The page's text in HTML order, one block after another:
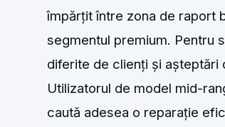
împărțit între zona de raport
segmentul premium. Pentru
diferite de clienți și așteptări
Utilizatorul de model mid-
caută adesea o reparație